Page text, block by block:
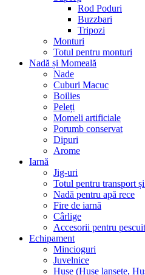
Rod Poduri
Buzzbari
Tripozi
Monturi
Totul pentru monturi
Nadă și Momeală
Nade
Cuburi Macuc
Boilies
Peleți
Momeli artificiale
Porumb conservat
Dipuri
Arome
Iarnă
Jig-uri
Totul pentru transport
Nadă pentru apă rece
Fire de iarnă
Cârlige
Accesorii pentru
Echipament
Mincioguri
Juvelnice
Huse (Huse lansete,